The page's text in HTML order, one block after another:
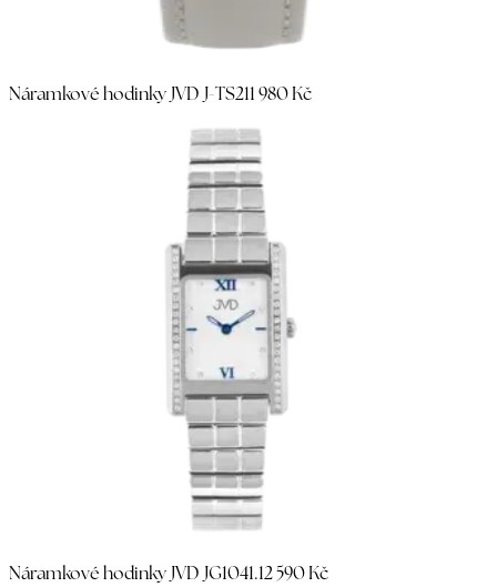
Náramkové hodinky JVD J-TS211 980 Kč
Náramkové hodinky JVD JG1041.12 590 Kč